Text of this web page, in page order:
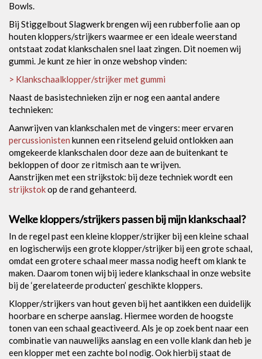
Bowls.
Bij Stiggelbout Slagwerk brengen wij een rubberfolie aan op
houten kloppers/strijkers waarmee er een ideale weerstand
ontstaat zodat klankschalen snel laat zingen. Dit noemen wij
gummi. Je kunt ze hier in onze webshop vinden:
> Klankschaalklopper/strijker met gummi
Naast de basistechnieken zijn er nog een aantal andere
technieken:
Aanwrijven van klankschalen met de vingers: meer ervaren
percussionisten kunnen een ritselend geluid ontlokken aan
omgekeerde klankschalen door deze aan de buitenkant te
bekloppen of door ze ritmisch aan te wrijven.
Aanstrijken met een strijkstok: bij deze techniek wordt een
strijkstokop de rand gehanteerd.
Welke kloppers/strijkers passen bij mijn klankschaal?
In de regel past een kleine klopper/strijker bij een kleine schaal
en logischerwijs een grote klopper/strijker bij een grote schaal,
omdat een grotere schaal meer massa nodig heeft om klank te
maken. Daarom tonen wij bij iedere klankschaal in onze website
bij de ‘gerelateerde producten’ geschikte kloppers.
Klopper/strijkers van hout geven bij het aantikken een duidelijk
hoorbare en scherpe aanslag. Hiermee worden de hoogste
tonen van een schaal geactiveerd. Als je op zoek bent naar een
combinatie van nauwelijks aanslag en een volle klank dan heb je
een klopper met een zachte bol nodig. Ook hierbij staat de